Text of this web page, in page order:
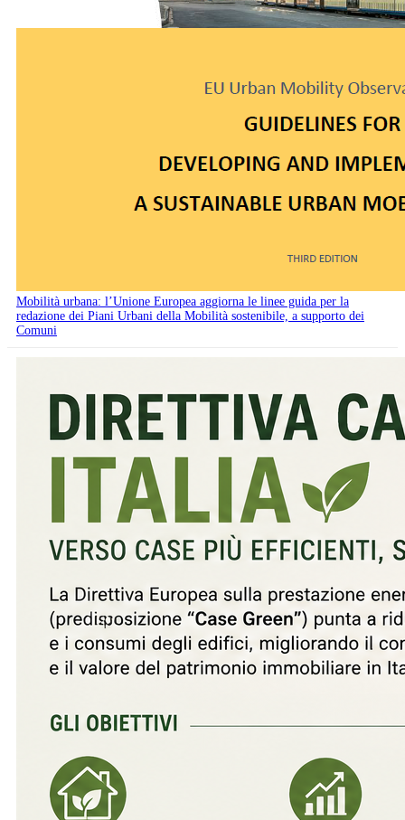
Mobilità urbana: l’Unione Europea aggiorna le linee guida per la
redazione dei Piani Urbani della Mobilità sostenibile, a supporto dei
Comuni